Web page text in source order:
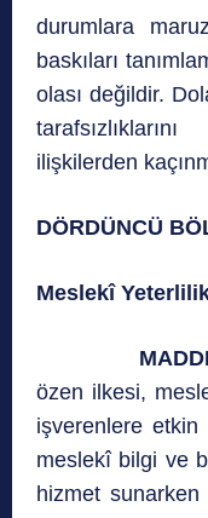
durumlara
baskıları
olası değildir.
ilişkilerden
DÖRDÜNCÜ
Meslekî
MADDE
özen ilkesi,
işverenlere
meslekî bilgi ve
hizmet